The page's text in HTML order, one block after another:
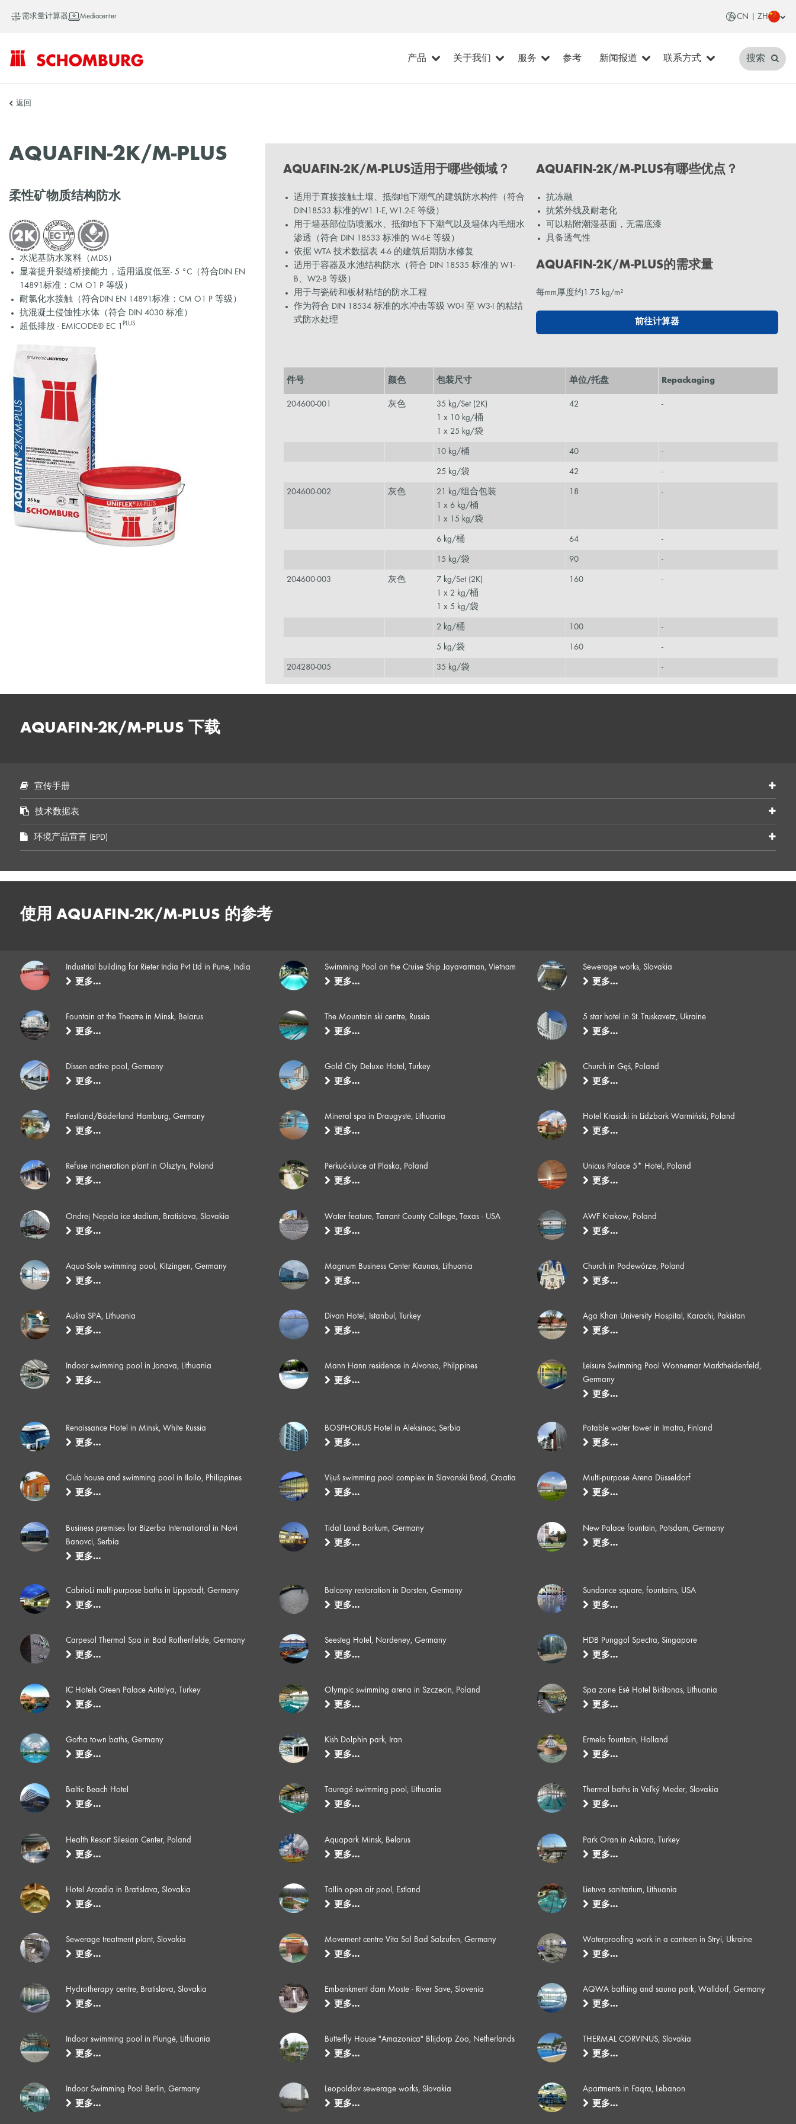
需求量计算器 Mediacenter CN | ZH
SCHOMBURG
产品 关于我们 服务 参考 新闻报道 联系方式 搜索
返回
AQUAFIN-2K/M-PLUS
柔性矿物质结构防水
水泥基防水浆料（MDS）
显著提升裂缝桥接能力，适用温度低至- 5 °C（符合DIN EN
14891标准：CM O1 P 等级）
耐氯化水接触（符合DIN EN 14891标准：CM O1 P 等级）
抗混凝土侵蚀性水体（符合 DIN 4030 标准）
超低排放 - EMICODE® EC 1 PLUS
AQUAFIN-2K/M-PLUS适用于哪些领域？
适用于直接接触土壤、抵御地下潮气的建筑防水构件（符合
DIN18533 标准的W1.1-E, W1.2-E 等级）
用于墙基部位防喷溅水、抵御地下下潮气以及墙体内毛细水
渗透（符合 DIN 18533 标准的 W4-E 等级）
依据 WTA 技术数据表 4-6 的建筑后期防水修复
适用于容器及水池结构防水（符合 DIN 18535 标准的 W1-
B、W2-B 等级）
用于与瓷砖和板材粘结的防水工程
作为符合 DIN 18534 标准的水冲击等级 W0-I 至 W3-I 的粘结
式防水处理
AQUAFIN-2K/M-PLUS有哪些优点？
抗冻融
抗紫外线及耐老化
可以粘附潮湿基面，无需底漆
具备透气性
AQUAFIN-2K/M-PLUS的需求量
每mm厚度约1.75 kg/m²
前往计算器
件号 颜色 包装尺寸 单位/托盘 Repackaging
204600-001 灰色
35 kg/Set (2K)
1 x 10 kg/桶
1 x 25 kg/袋
42 -
10 kg/桶 40 -
25 kg/袋 42 -
204600-002 灰色
21 kg/组合包装
1 x 6 kg/桶
1 x 15 kg/袋
18 -
6 kg/桶 64 -
15 kg/袋 90 -
204600-003 灰色
7 kg/Set (2K)
1 x 2 kg/桶
1 x 5 kg/袋
160 -
2 kg/桶 100 -
5 kg/袋 160 -
204280-005 35 kg/袋 -
AQUAFIN-2K/M-PLUS 下载
宣传手册
技术数据表
环境产品宣言 (EPD)
使用 AQUAFIN-2K/M-PLUS 的参考
Industrial building for Rieter India Pvt Ltd in Pune, India
更多…
Swimming Pool on the Cruise Ship Jayavarman, Vietnam
更多…
Sewerage works, Slovakia
更多…
Fountain at the Theatre in Minsk, Belarus
更多…
The Mountain ski centre, Russia
更多…
5 star hotel in St. Truskavetz, Ukraine
更多…
Dissen active pool, Germany
更多…
Gold City Deluxe Hotel, Turkey
更多…
Church in Gęś, Poland
更多…
Festland/Bäderland Hamburg, Germany
更多…
Mineral spa in Draugystė, Lithuania
更多…
Hotel Krasicki in Lidzbark Warmiński, Poland
更多…
Refuse incineration plant in Olsztyn, Poland
更多…
Perkuć-sluice at Plaska, Poland
更多…
Unicus Palace 5* Hotel, Poland
更多…
Ondrej Nepela ice stadium, Bratislava, Slovakia
更多…
Water feature, Tarrant County College, Texas - USA
更多…
AWF Krakow, Poland
更多…
Aqua-Sole swimming pool, Kitzingen, Germany
更多…
Magnum Business Center Kaunas, Lithuania
更多…
Church in Podewórze, Poland
更多…
Aušra SPA, Lithuania
更多…
Divan Hotel, Istanbul, Turkey
更多…
Aga Khan University Hospital, Karachi, Pakistan
更多…
Indoor swimming pool in Jonava, Lithuania
更多…
Mann Hann residence in Alvonso, Philppines
更多…
Leisure Swimming Pool Wonnemar Marktheidenfeld,
Germany
更多…
Renaissance Hotel in Minsk, White Russia
更多…
BOSPHORUS Hotel in Aleksinac, Serbia
更多…
Potable water tower in Imatra, Finland
更多…
Club house and swimming pool in Iloilo, Philippines
更多…
Vijuš swimming pool complex in Slavonski Brod, Croatia
更多…
Multi-purpose Arena Düsseldorf
更多…
Business premises for Bizerba International in Novi
Banovci, Serbia
更多…
Tidal Land Borkum, Germany
更多…
New Palace fountain, Potsdam, Germany
更多…
CabrioLi multi-purpose baths in Lippstadt, Germany
更多…
Balcony restoration in Dorsten, Germany
更多…
Sundance square, fountains, USA
更多…
Carpesol Thermal Spa in Bad Rothenfelde, Germany
更多…
Seesteg Hotel, Nordeney, Germany
更多…
HDB Punggol Spectra, Singapore
更多…
IC Hotels Green Palace Antalya, Turkey
更多…
Olympic swimming arena in Szczecin, Poland
更多…
Spa zone Esė Hotel Birštonas, Lithuania
更多…
Gotha town baths, Germany
更多…
Kish Dolphin park, Iran
更多…
Ermelo fountain, Holland
更多…
Baltic Beach Hotel
更多…
Tauragé swimming pool, Lithuania
更多…
Thermal baths in Veľký Meder, Slovakia
更多…
Health Resort Silesian Center, Poland
更多…
Aquapark Minsk, Belarus
更多…
Park Oran in Ankara, Turkey
更多…
Hotel Arcadia in Bratislava, Slovakia
更多…
Tallin open air pool, Estland
更多…
Lietuva sanitarium, Lithuania
更多…
Sewerage treatment plant, Slovakia
更多…
Movement centre Vita Sol Bad Salzufen, Germany
更多…
Waterproofing work in a canteen in Stryi, Ukraine
更多…
Hydrotherapy centre, Bratislava, Slovakia
更多…
Embankment dam Moste - River Save, Slovenia
更多…
AQWA bathing and sauna park, Walldorf, Germany
更多…
Indoor swimming pool in Plungė, Lithuania
更多…
Butterfly House "Amazonica" Blijdorp Zoo, Netherlands
更多…
THERMAL CORVINUS, Slovakia
更多…
Indoor Swimming Pool Berlin, Germany
更多…
Leopoldov sewerage works, Slovakia
更多…
Apartments in Faqra, Lebanon
更多…